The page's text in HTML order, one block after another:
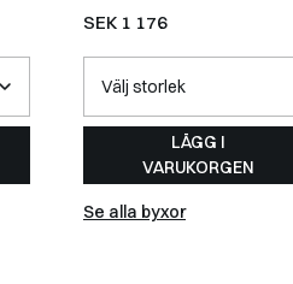
NAVY
SEK 1 176
LÄGG I
VARUKORGEN
Se alla byxor